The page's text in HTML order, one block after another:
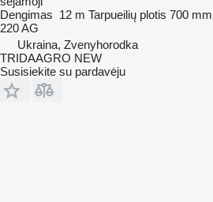
Dengimas 12 m Tarpueilių plotis 700 mm
220 AG
Ukraina, Zvenyhorodka
TRIDAAGRO NEW
Susisiekite su pardavėju